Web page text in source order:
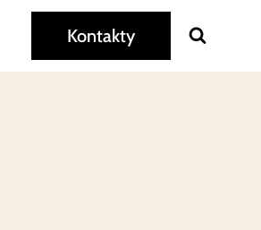
Kontakty